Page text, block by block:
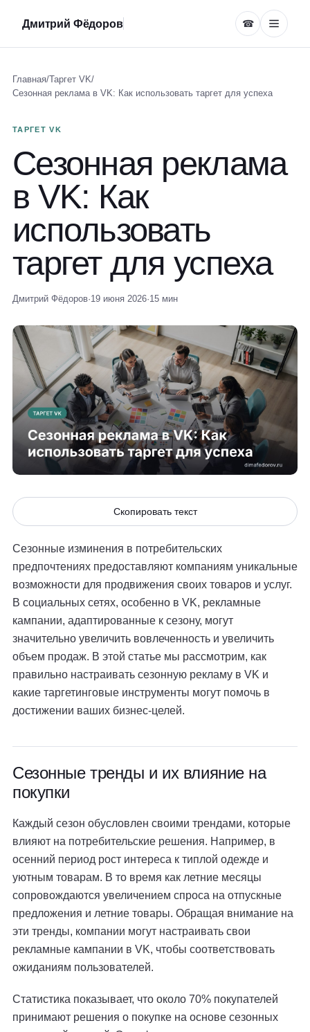
Дмитрий Фёдоров ☎
Главная/Таргет VK/
Сезонная реклама в VK: Как использовать таргет для успеха
ТАРГЕТ VK
Сезонная реклама
в VK: Как
использовать
таргет для успеха
Дмитрий Фёдоров·19 июня 2026·15 мин
Скопировать текст
Сезонные изминения в потребительских
предпочтениях предоставляют компаниям уникальные
возможности для продвижения своих товаров и услуг.
В социальных сетях, особенно в VK, рекламные
кампании, адаптированные к сезону, могут
значительно увеличить вовлеченность и увеличить
объем продаж. В этой статье мы рассмотрим, как
правильно настраивать сезонную рекламу в VK и
какие таргетинговые инструменты могут помочь в
достижении ваших бизнес-целей.
Сезонные тренды и их влияние на
покупки
Каждый сезон обусловлен своими трендами, которые
влияют на потребительские решения. Например, в
осенний период рост интереса к типлой одежде и
уютным товарам. В то время как летние месяцы
сопровождаются увеличением спроса на отпускные
предложения и летние товары. Обращая внимание на
эти тренды, компании могут настраивать свои
рекламные кампании в VK, чтобы соответствовать
ожиданиям пользователей.
Статистика показывает, что около 70% покупателей
принимают решения о покупке на основе сезонных